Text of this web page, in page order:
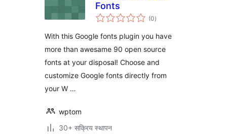
Fonts
(0कुल
दर)
With this Google fonts plugin you have
more than awesame 90 open source
fonts at your disposal! Choose and
customize Google fonts directly from
your W …
wptom
30+ सक्रिय स्थापन